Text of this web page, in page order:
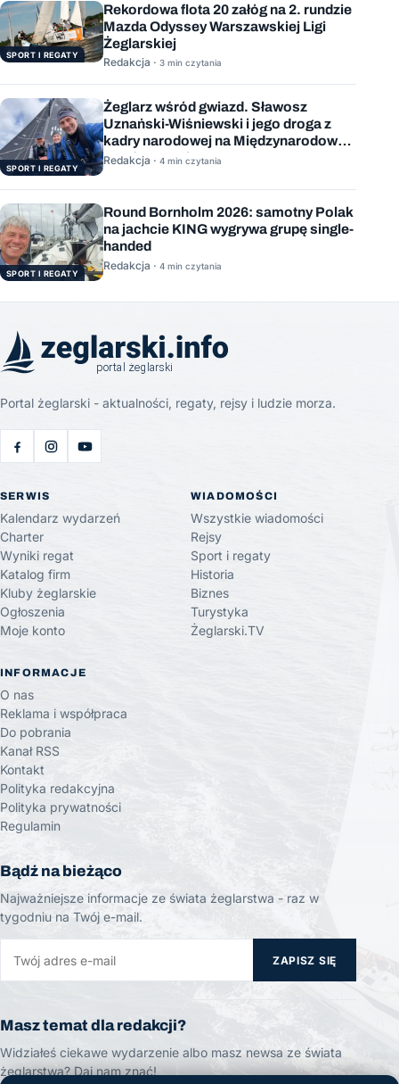
SPORT I REGATY
Rekordowa flota 20 załóg na 2. rundzie
Mazda Odyssey Warszawskiej Ligi
Żeglarskiej
Redakcja · 3 min czytania
SPORT I REGATY
Żeglarz wśród gwiazd. Sławosz
Uznański-Wiśniewski i jego droga z
kadry narodowej na Międzynarodową
Stację Kosmiczną
Redakcja · 4 min czytania
SPORT I REGATY
Round Bornholm 2026: samotny Polak
na jachcie KING wygrywa grupę single-
handed
Redakcja · 4 min czytania
Portal żeglarski - aktualności, regaty, rejsy i ludzie morza.
SERWIS
Kalendarz wydarzeń
Charter
Wyniki regat
Katalog firm
Kluby żeglarskie
Ogłoszenia
Moje konto
WIADOMOŚCI
Wszystkie wiadomości
Rejsy
Sport i regaty
Historia
Biznes
Turystyka
Żeglarski.TV
INFORMACJE
O nas
Reklama i współpraca
Do pobrania
Kanał RSS
Kontakt
Polityka redakcyjna
Polityka prywatności
Regulamin
Bądź na bieżąco
Najważniejsze informacje ze świata żeglarstwa - raz w
tygodniu na Twój e-mail.
ZAPISZ SIĘ
Masz temat dla redakcji?
Widziałeś ciekawe wydarzenie albo masz newsa ze świata
żeglarstwa? Daj nam znać!